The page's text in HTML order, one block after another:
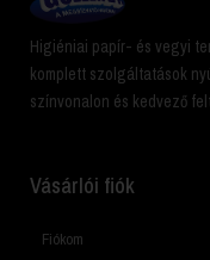
Higiéniai papír- és vegyi
komplett szolgáltatások
színvonalon és kedvező
Vásárlói fiók
Fiókom